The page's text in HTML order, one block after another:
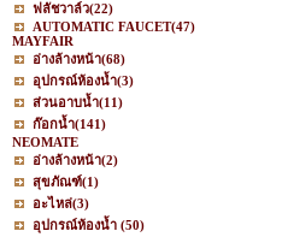
ฟลัชวาล์ว(22)
AUTOMATIC FAUCET(47)
MAYFAIR
อ่างล้างหน้า(68)
อุปกรณ์ห้องน้ำ(3)
ส่วนอาบน้ำ(11)
ก๊อกน้ำ(141)
NEOMATE
อ่างล้างหน้า(2)
สุขภัณฑ์(1)
อะไหล่(3)
อุปกรณ์ห้องน้ำ (50)